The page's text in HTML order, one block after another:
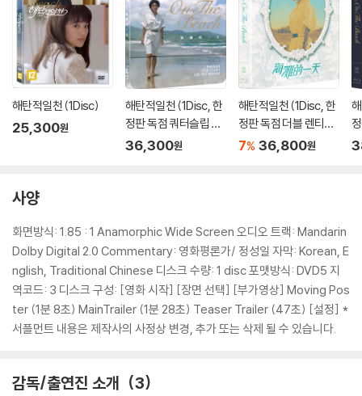
해탄적일천 (1Disc)
25,300원
해탄적일천 (1Disc, 한
정판 독점 쿼터슬립 스
틸북) : 블루레이
36,300원
해탄적일천 (1Disc, 한
정판 독점 더블 렌티큘
러 풀슬립 스틸북) : 블
7% 36,800원
사양
화면방식: 1.85 : 1 Anamorphic Wide Screen 오디오 트랙: Mandarin
Dolby Digital 2.0 Commentary: 영화평론가/ 정성일 자막: Korean, E
nglish, Traditional Chinese 디스크 수량: 1 disc 포맷방식: DVD5 지
역코드: 3 디스크 구성: [영화 시작] [장면 선택] [부가영상] Moving Pos
ter (1분 8초) MainTrailer (1분 28초) Teaser Trailer (47초) [설정] *
서플먼트 내용은 제작사의 사정상 변경, 추가 또는 삭제 될 수 있습니다.
감독/출연진 소개 3